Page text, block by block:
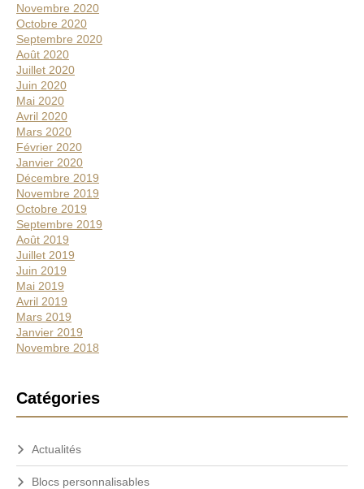
Novembre 2020
Octobre 2020
Septembre 2020
Août 2020
Juillet 2020
Juin 2020
Mai 2020
Avril 2020
Mars 2020
Février 2020
Janvier 2020
Décembre 2019
Novembre 2019
Octobre 2019
Septembre 2019
Août 2019
Juillet 2019
Juin 2019
Mai 2019
Avril 2019
Mars 2019
Janvier 2019
Novembre 2018
Catégories
Actualités
Blocs personnalisables